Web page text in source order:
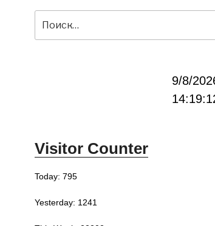
9/8/
Visitor Counter
Today: 795
Yesterday: 1241